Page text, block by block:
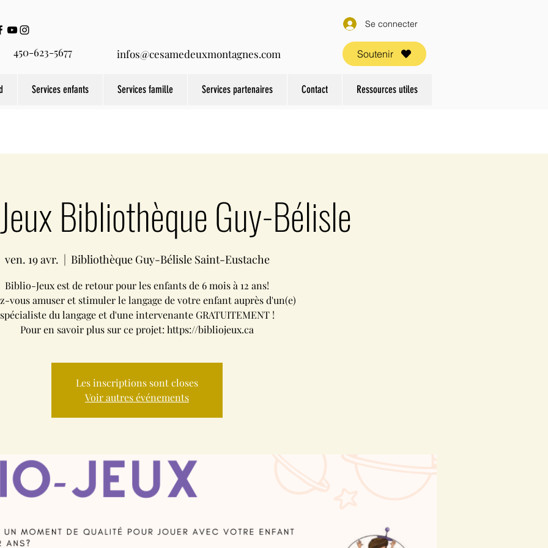
450-623-5677 infos@cesamedeuxmontagnes.com
Se connecter
Soutenir
Services enfants Services famille Services partenaires Contact Ressources utiles
Bibliothèque Guy-Bélisle
ven. 19 avr.
  |
Bibliothèque Guy-Bélisle Saint-Eustache
Biblio-Jeux est de retour pour les enfants de 6 mois à 12 ans!
vous amuser et stimuler le langage de votre enfant auprès d'un(e)
spécialiste du langage et d'une intervenante GRATUITEMENT !
Pour en savoir plus sur ce projet: https://bibliojeux.ca
Les inscriptions sont closes
Voir autres événements